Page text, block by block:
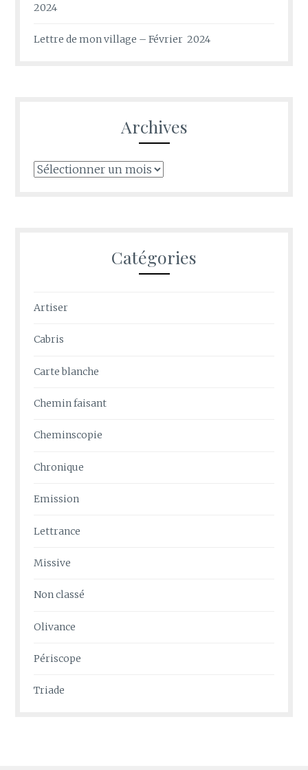
2024
Lettre de mon village – Février 2024
Archives
Archives
Catégories
Artiser
Cabris
Carte blanche
Chemin faisant
Cheminscopie
Chronique
Emission
Lettrance
Missive
Non classé
Olivance
Périscope
Triade